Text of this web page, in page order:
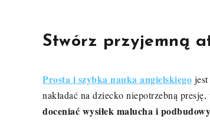
Stwórz przyjemną
Prosta i szybka nauka angielskiego
nakładać na dziecko niepotrzebną
doceniać wysiłek malucha i